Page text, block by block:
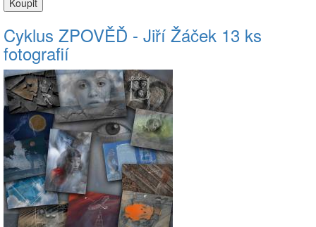
Cyklus ZPOVĚĎ - Jiří Žáček 13 ks
fotografií